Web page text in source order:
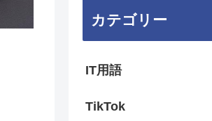
カテゴリー
IT用語
TikTok